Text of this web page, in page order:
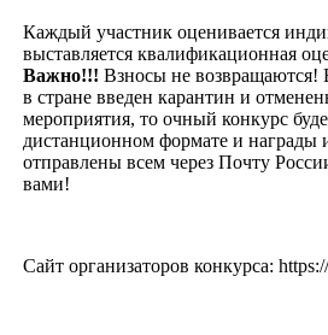
Каждый участник оценивается
выставляется квалификационная
Важно!!! Взносы не возвращаются!
в стране введен карантин и
мероприятия, то очный конкурс
дистанционном формате и награды
отправлены всем через Почту
вами!
Сайт организаторов конкурса: